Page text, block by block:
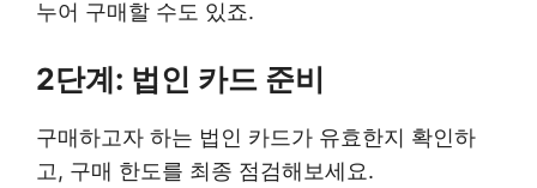
누어 구매할 수도 있죠.
2단계: 법인 카드 준비
구매하고자 하는 법인 카드가 유효한지 확인하
고, 구매 한도를 최종 점검해보세요.